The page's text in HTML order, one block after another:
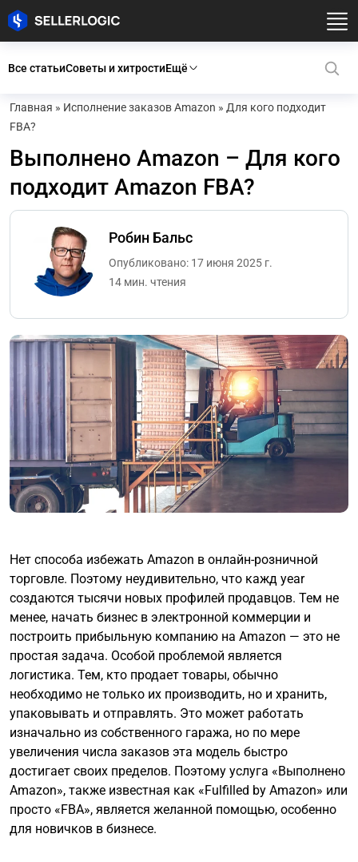
Все статьиСоветы и хитростиЕщё
Главная » Исполнение заказов Amazon » Для кого подходит
FBA?
Выполнено Amazon – Для кого
подходит Amazon FBA?
Робин Бальс
Опубликовано: 17 июня 2025 г.
14 мин. чтения
Нет способа избежать Amazon в онлайн-розничной
торговле. Поэтому неудивительно, что кажд year
создаются тысячи новых профилей продавцов. Тем не
менее, начать бизнес в электронной коммерции и
построить прибыльную компанию на Amazon — это не
простая задача. Особой проблемой является
логистика. Тем, кто продает товары, обычно
необходимо не только их производить, но и хранить,
упаковывать и отправлять. Это может работать
изначально из собственного гаража, но по мере
увеличения числа заказов эта модель быстро
достигает своих пределов. Поэтому услуга «Выполнено
Amazon», также известная как «Fulfilled by Amazon» или
просто «FBA», является желанной помощью, особенно
для новичков в бизнесе.